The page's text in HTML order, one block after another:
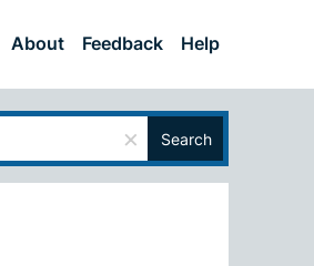
About Feedback Help
× Search